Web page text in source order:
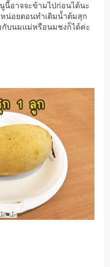
นี้อาจจะข้ามไปก่อนได้นะ
น่อยตอนทำเติมน้ำต้มสุก
กับนมแม่หรือนมชงก็ได้ค่ะ